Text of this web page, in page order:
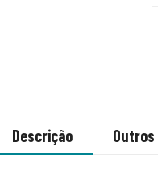
Descrição Outros